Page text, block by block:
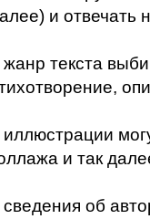
и отвечать
текста
иллюстрации
и так
сведения об